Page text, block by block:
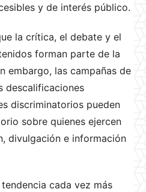
y de interés público.
la crítica, el debate y el
forman parte de la
embargo, las campañas de
descalificaciones
discriminatorios pueden
sobre quienes ejercen
divulgación e información
cada vez más